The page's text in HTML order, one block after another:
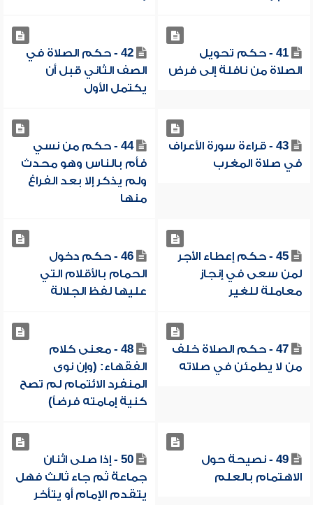
41 - حكم تحويل
الصلاة من نافلة إلى فرض
42 - حكم الصلاة في
الصف الثاني قبل أن
يكتمل الأول
43 - قراءة سورة الأعراف
في صلاة المغرب
44 - حكم من نسي
فأم بالناس وهو محدث
ولم يذكر إلا بعد الفراغ
منها
45 - حكم إعطاء الأجر
لمن سعى في إنجاز
معاملة للغير
46 - حكم دخول
الحمام بالأقلام التي
عليها لفظ الجلالة
47 - حكم الصلاة خلف
من لا يطمئن في صلاته
48 - معنى كلام
الفقهاء: (وإن نوى
المنفرد الائتمام لم تصح
كنية إمامته فرضاً)
49 - نصيحة حول
الاهتمام بالعلم
50 - إذا صلى اثنان
جماعة ثم جاء ثالث فهل
يتقدم الإمام أو يتأخر